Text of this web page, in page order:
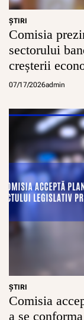
ŞTIRI
Comisia
sectorului
creșterii
07/17/2026admin
ŞTIRI
Comisia
a se